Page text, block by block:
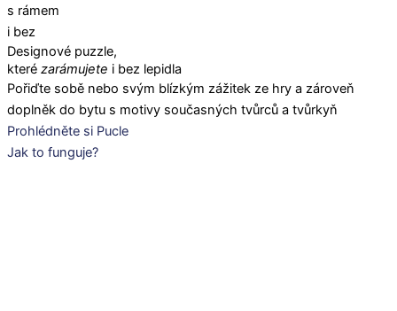
s rámem
i bez
Designové puzzle,
které zarámujete i bez lepidla
Pořiďte sobě nebo svým blízkým zážitek ze hry a zároveň
doplněk do bytu s motivy současných tvůrců a tvůrkyň
Prohlédněte si Pucle
Jak to funguje?